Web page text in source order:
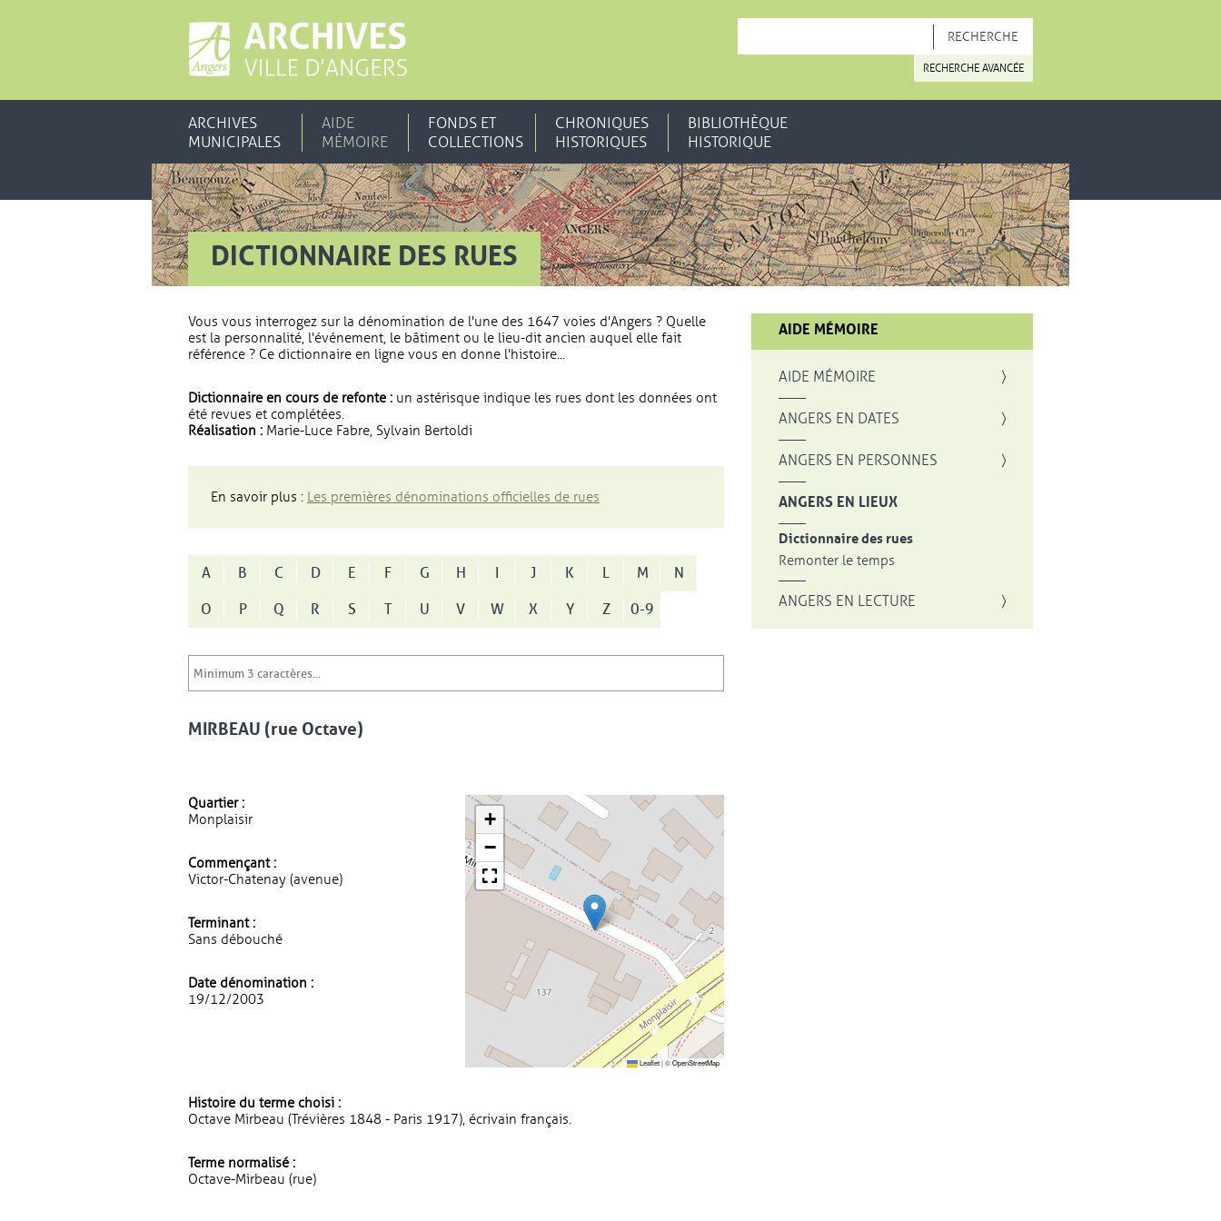
RECHERCHE AVANCÉE
ARCHIVES
MUNICIPALES
AIDE
MÉMOIRE
FONDS ET
COLLECTIONS
CHRONIQUES
HISTORIQUES
BIBLIOTHÈQUE
HISTORIQUE
DICTIONNAIRE DES RUES
Vous vous interrogez sur la dénomination de l'une des 1647 voies d'Angers ? Quelle
est la personnalité, l'événement, le bâtiment ou le lieu-dit ancien auquel elle fait
référence ? Ce dictionnaire en ligne vous en donne l'histoire...
Dictionnaire en cours de refonte : un astérisque indique les rues dont les données ont
été revues et complétées.
Réalisation : Marie-Luce Fabre, Sylvain Bertoldi
En savoir plus : Les premières dénominations officielles de rues
A B C D E F G H I J K L M
N
O
P Q R S T U V W X Y Z 0-9
MIRBEAU (rue Octave)
Quartier :
Monplaisir
Commençant :
Victor-Chatenay (avenue)
Terminant :
Sans débouché
Date dénomination :
19/12/2003
+
−
Leaflet|©OpenStreetMap
Histoire du terme choisi :
Octave Mirbeau (Trévières 1848 - Paris 1917), écrivain français.
Terme normalisé :
Octave-Mirbeau (rue)
AIDE MÉMOIRE
AIDE MÉMOIRE
ANGERS EN DATES
ANGERS EN PERSONNES
ANGERS EN LIEUX
Dictionnaire des rues
Remonter le temps
ANGERS EN LECTURE